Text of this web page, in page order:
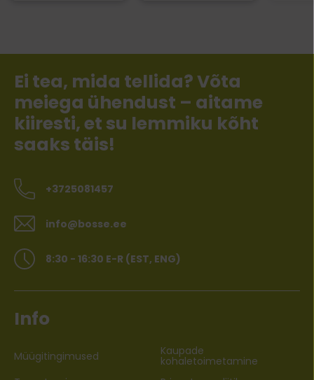
Ei tea, mida tellida? Võta
meiega ühendust – aitame
kiiresti, et su lemmiku kõht
saaks täis!
+3725081457
info@bosse.ee
8:30 - 16:30 E-R (EST, ENG)
Info
Müügitingimused Kaupade
kohaletoimetamine